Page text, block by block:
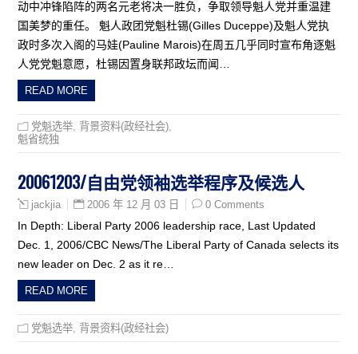
动中冲锋陷阵的两名元老将决一胜负，争取领导魁人党并重温建
国美梦的重任。 魁人政团党魁杜锡(Gilles Duceppe)及魁人党执
政时多次入阁的马娃(Pauline Marois)在周五几乎同时宣布角逐魁
人党党魁意愿，杜锡因置身联邦政坛而闻…
READ MORE
党魁选举 背景资料(政经社会)
魁省统独
20061203/自由党领袖选举程序及候选人
jackjia 2006 年 12 月 03 日 0 Comments
In Depth: Liberal Party 2006 leadership race, Last Updated
Dec. 1, 2006/CBC News/The Liberal Party of Canada selects its
new leader on Dec. 2 as it re…
READ MORE
党魁选举 背景资料(政经社会)